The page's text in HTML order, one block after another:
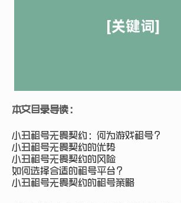
本文目录导读：
小丑租号无畏契约：何为游戏租号？
小丑租号无畏契约的优势
小丑租号无畏契约的风险
如何选择合适的租号平台？
小丑租号无畏契约的租号策略